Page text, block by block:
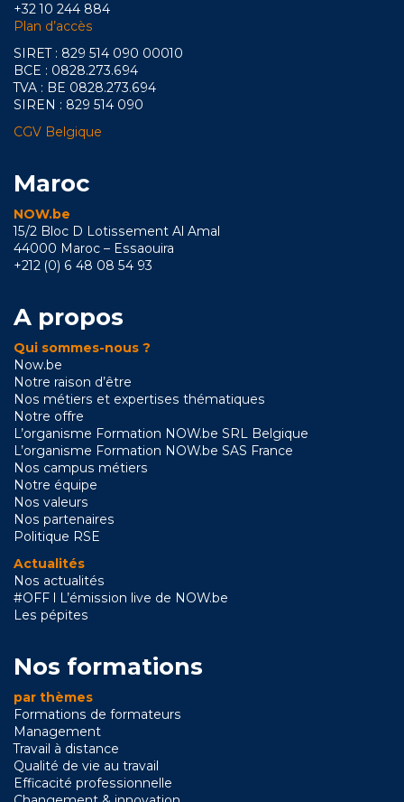
+32 10 244 884
Plan d’accès
SIRET : 829 514 090 00010
BCE : 0828.273.694
TVA : BE 0828.273.694
SIREN : 829 514 090
CGV Belgique
Maroc
NOW.be
15/2 Bloc D Lotissement Al Amal
44000 Maroc – Essaouira
+212 (0) 6 48 08 54 93
A propos
Qui sommes-nous ?
Now.be
Notre raison d’être
Nos métiers et expertises thématiques
Notre offre
L’organisme Formation NOW.be SRL Belgique
L’organisme Formation NOW.be SAS France
Nos campus métiers
Notre équipe
Nos valeurs
Nos partenaires
Politique RSE
Actualités
Nos actualités
#OFF l L’émission live de NOW.be
Les pépites
Nos formations
par thèmes
Formations de formateurs
Management
Travail à distance
Qualité de vie au travail
Efficacité professionnelle